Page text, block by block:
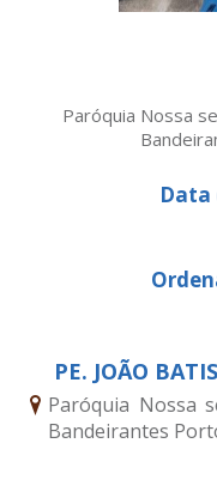
Paróquia Nossa
Data
PE. JOÃO
Paróquia Nossa
Bandeirantes